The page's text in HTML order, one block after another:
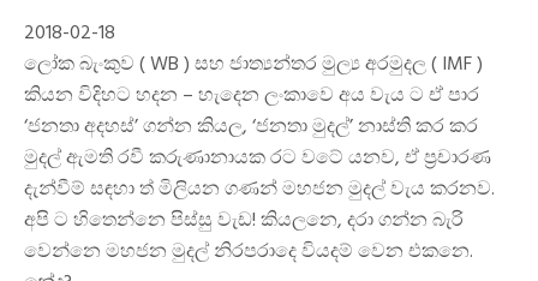
ම
හදමු!
2018-02-18
ලෝක බැංකුව ( WB ) සහ ජාත්‍යන්තර මුල්‍ය අරමුදල ( IMF )
කියන විදිහට හදන – හැදෙන ලංකාවෙ අය වැය ට ඒ පාර
‘ජනතා අදහස්’ ගන්න කියල, ‘ජනතා මුදල්’ නාස්ති කර කර
මුදල් ඇමති රවී කරුණානායක රට වටේ යනව, ඒ ප්‍රචාරණ
දැන්වීම් සඳහා ත් මිලියන ගණන් මහජන මුදල් වැය කරනව.
අපි ට හිතෙන්නෙ පිස්සු වැඩ! කියලනෙ, දරා ගන්න බැරි
වෙන්නෙ මහජන මුදල් නිරපරාදෙ වියදම් වෙන එකනෙ.